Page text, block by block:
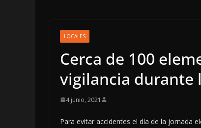
LOCALES
Cerca de 100
vigilancia durante
4 junio, 2021
Para evitar accidentes el día de la jornada